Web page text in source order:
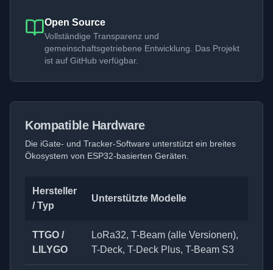
Open Source
Vollständige Transparenz und
gemeinschaftsgetriebene Entwicklung. Das Projekt
ist auf GitHub verfügbar.
Kompatible Hardware
Die iGate- und Tracker-Software unterstützt ein breites
Ökosystem von ESP32-basierten Geräten.
Hersteller
/ Typ
Unterstützte Modelle
TTGO /
LILYGO
LoRa32, T-Beam (alle Versionen),
T-Deck, T-Deck Plus, T-Beam S3